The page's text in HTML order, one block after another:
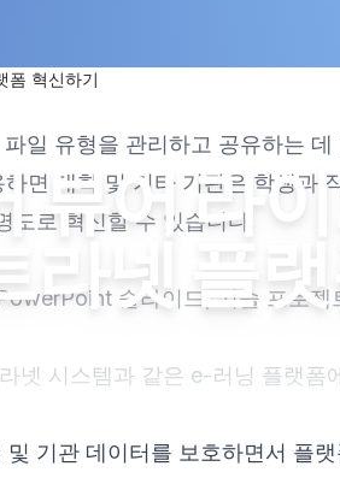
폼 혁신하기
뷰어 라
라넷 플
일 유형을 관리하고 공유하는 데
면 대학 및 기타 기관은 학생과
로 혁신할 수 있습니다.
슬라이드, 기술 프로젝
넷 시스템과 같은 e-러닝 플랫폼
기관 데이터를 보호하면서 플